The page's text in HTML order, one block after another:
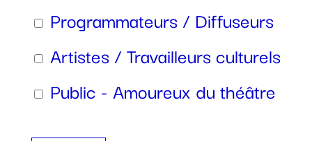
Programmateurs / Diffuseurs
Artistes / Travailleurs culturels
Public - Amoureux du théâtre